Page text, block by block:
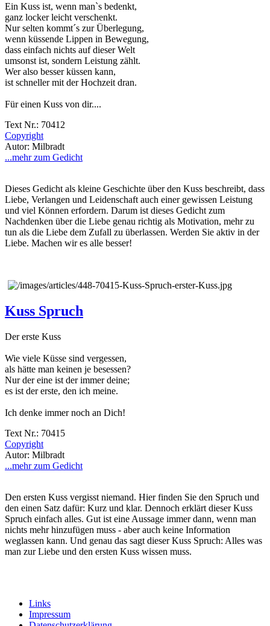
Ein Kuss ist, wenn man`s bedenkt,
ganz locker leicht verschenkt.
Nur selten kommt´s zur Überlegung,
wenn küssende Lippen in Bewegung,
dass einfach nichts auf dieser Welt
umsonst ist, sondern Leistung zählt.
Wer also besser küssen kann,
ist schneller mit der Hochzeit dran.
Für einen Kuss von dir....
Text Nr.: 70412
Copyright
Autor: Milbradt
...mehr zum Gedicht
Dieses Gedicht als kleine Geschichte über den Kuss beschreibt, dass
Liebe, Verlangen und Leidenschaft auch einer gewissen Leistung
und viel Können erfordern. Darum ist dieses Gedicht zum
Nachdenken über die Liebe genau richtig als Motivation, mehr zu
tun als die Liebe dem Zufall zu überlassen. Werden Sie aktiv in der
Liebe. Machen wir es alle besser!
Kuss Spruch
Der erste Kuss
Wie viele Küsse sind vergessen,
als hätte man keinen je besessen?
Nur der eine ist der immer deine;
es ist der erste, den ich meine.
Ich denke immer noch an Dich!
Text Nr.: 70415
Copyright
Autor: Milbradt
...mehr zum Gedicht
Den ersten Kuss vergisst niemand. Hier finden Sie den Spruch und
den einen Satz dafür: Kurz und klar. Dennoch erklärt dieser Kuss
Spruch einfach alles. Gut ist eine Aussage immer dann, wenn man
nichts mehr hinzufügen muss - aber auch keine Information
weglassen kann. Und genau das sagt dieser Kuss Spruch: Alles was
man zur Liebe und den ersten Kuss wissen muss.
Links
Impressum